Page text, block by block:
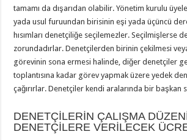
tamamı da dışarıdan olabilir. Yönetim kurulu
yada usul furuundan birisinin eşi yada üçüncü
hısımları denetçiliğe seçilemezler. Seçilmişlerse
zorundadırlar. Denetçilerden birinin çekilmesi
görevinin sona ermesi halinde, diğer denetçiler
toplantısına kadar görev yapmak üzere yedek
çağırırlar. Denetçiler kendi aralarında bir başkan
DENETÇİLERİN ÇALIŞMA
DENETÇİLERE VERİLECEK